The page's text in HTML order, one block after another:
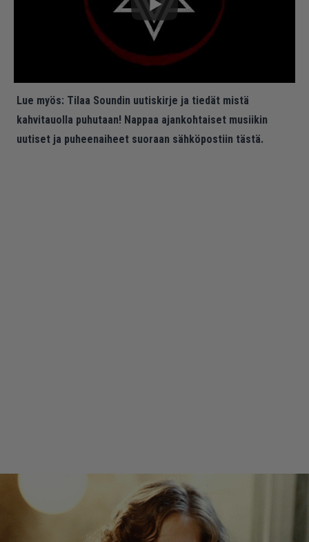
Lue myös: Tilaa Soundin uutiskirje ja tiedät mistä
kahvitauolla puhutaan! Nappaa ajankohtaiset musiikin
uutiset ja puheenaiheet suoraan sähköpostiin tästä.